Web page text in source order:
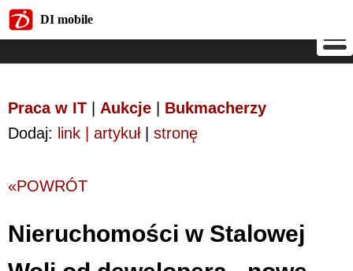
DI mobile
Praca w IT Aukcje
Bukmacherzy
Dodaj: link | artykuł| stronę
«POWRÓT
Nieruchomości w Stalowej
DI mobile